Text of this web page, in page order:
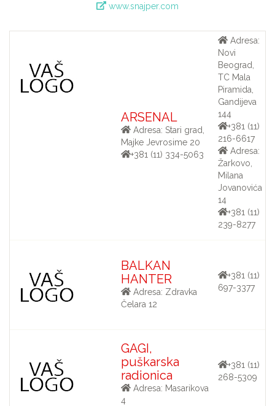
www.snajper.com
ARSENAL
Adresa: Stari grad,
Majke Jevrosime 20
+381 (11) 334-5063
Adresa:
Novi
Beograd,
TC Mala
Piramida,
Gandijeva
144
+381 (11)
216-6617
Adresa:
Žarkovo,
Milana
Jovanovića
14
+381 (11)
239-8277
BALKAN
HANTER
Adresa: Zdravka
Čelara 12
+381 (11)
697-3377
GAGI,
puškarska
radionica
Adresa: Masarikova
4
+381 (11)
268-5309